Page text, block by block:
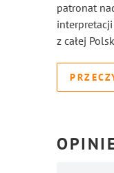
patronat
z całej